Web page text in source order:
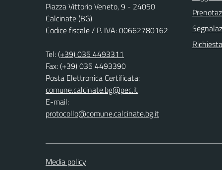
Piazza Vittorio Veneto, 9 - 24050
Calcinate (BG)
Codice fiscale / P. IVA: 00662780162
Tel:(+39) 035 4493311
Fax: (+39) 035 4493390
Posta Elettronica Certificata:
comune.calcinate.bg@pec.it
E-mail:
protocollo@comune.calcinate.bg.it
Media policy